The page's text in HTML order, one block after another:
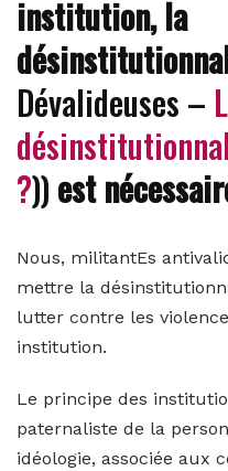
institution, la
Dévalideuses –
?)) est
Nous, militantEs
mettre la
lutter contre les
institution.
Le principe des
paternaliste de la
idéologie, associée aux